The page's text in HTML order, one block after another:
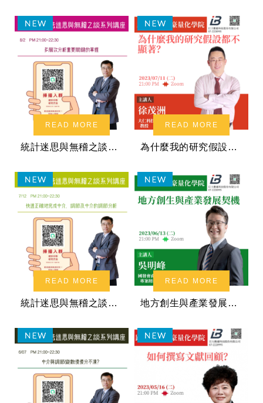
READ MORE
統計迷思與無稽之談系列講座：多層次分析重要關鍵的掌握
READ MORE
為什麼我的研究假設都不顯著？
READ MORE
統計迷思與無稽之談系列講座：快速正確地完成中介、調節及中介的調節分析
READ MORE
地方創生與產業發展契機